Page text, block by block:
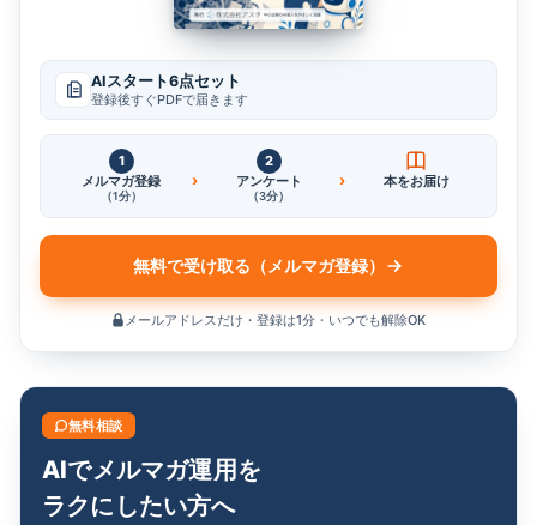
AIスタート6点セット
登録後すぐPDFで届きます
1
メルマガ登録
（1分）
›
2
アンケート
（3分）
› 本をお届け
無料で受け取る（メルマガ登録）
メールアドレスだけ・登録は1分・いつでも解除OK
無料相談
AIでメルマガ運用を
ラクにしたい方へ